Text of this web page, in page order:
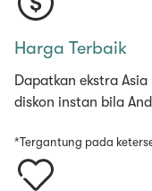
Harga Terbaik
Dapatkan ekstra
diskon instan bila
*Tergantung pada